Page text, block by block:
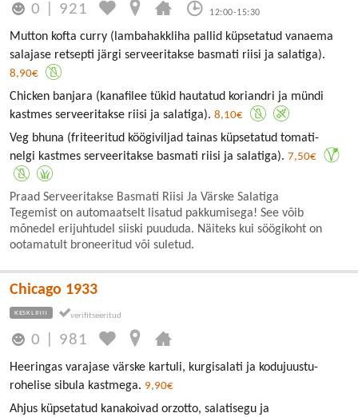
0 921 12:00-15:30
Mutton kofta curry (lambahakkliha pallid küpsetatud vanaema
salajase retsepti järgi serveeritakse basmati riisi ja salatiga).
8,90€
Chicken banjara (kanafilee tükid hautatud koriandri ja mündi
kastmes serveeritakse riisi ja salatiga). 8,10€
Veg bhuna (friteeritud köögiviljad tainas küpsetatud tomati-
nelgi kastmes serveeritakse basmati riisi ja salatiga). 7,50€
Praad Serveeritakse Basmati Riisi Ja Värske Salatiga
Tegemist on automaatselt lisatud pakkumisega! See võib
mõnedel erijuhtudel siiski puududa. Näiteks kui söögikoht on
ootamatult broneeritud või suletud.
Chicago 1933
KESKLINN
0 981
Heeringas varajase värske kartuli, kurgisalati ja kodujuustu-
rohelise sibula kastmega. 9,90€
Ahjus küpsetatud kanakoivad orzotto, salatisegu ja